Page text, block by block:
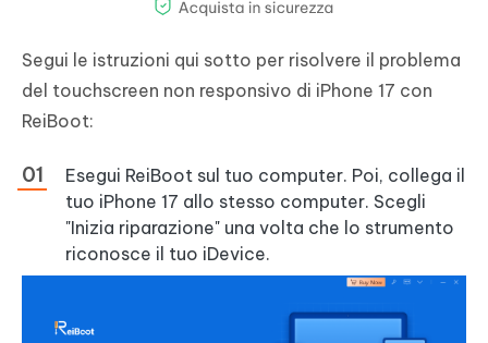
Segui le istruzioni qui sotto per risolvere il problema
del touchscreen non responsivo di iPhone 17 con
ReiBoot:
Esegui ReiBoot sul tuo computer. Poi, collega il
tuo iPhone 17 allo stesso computer. Scegli
"Inizia riparazione" una volta che lo strumento
riconosce il tuo iDevice.